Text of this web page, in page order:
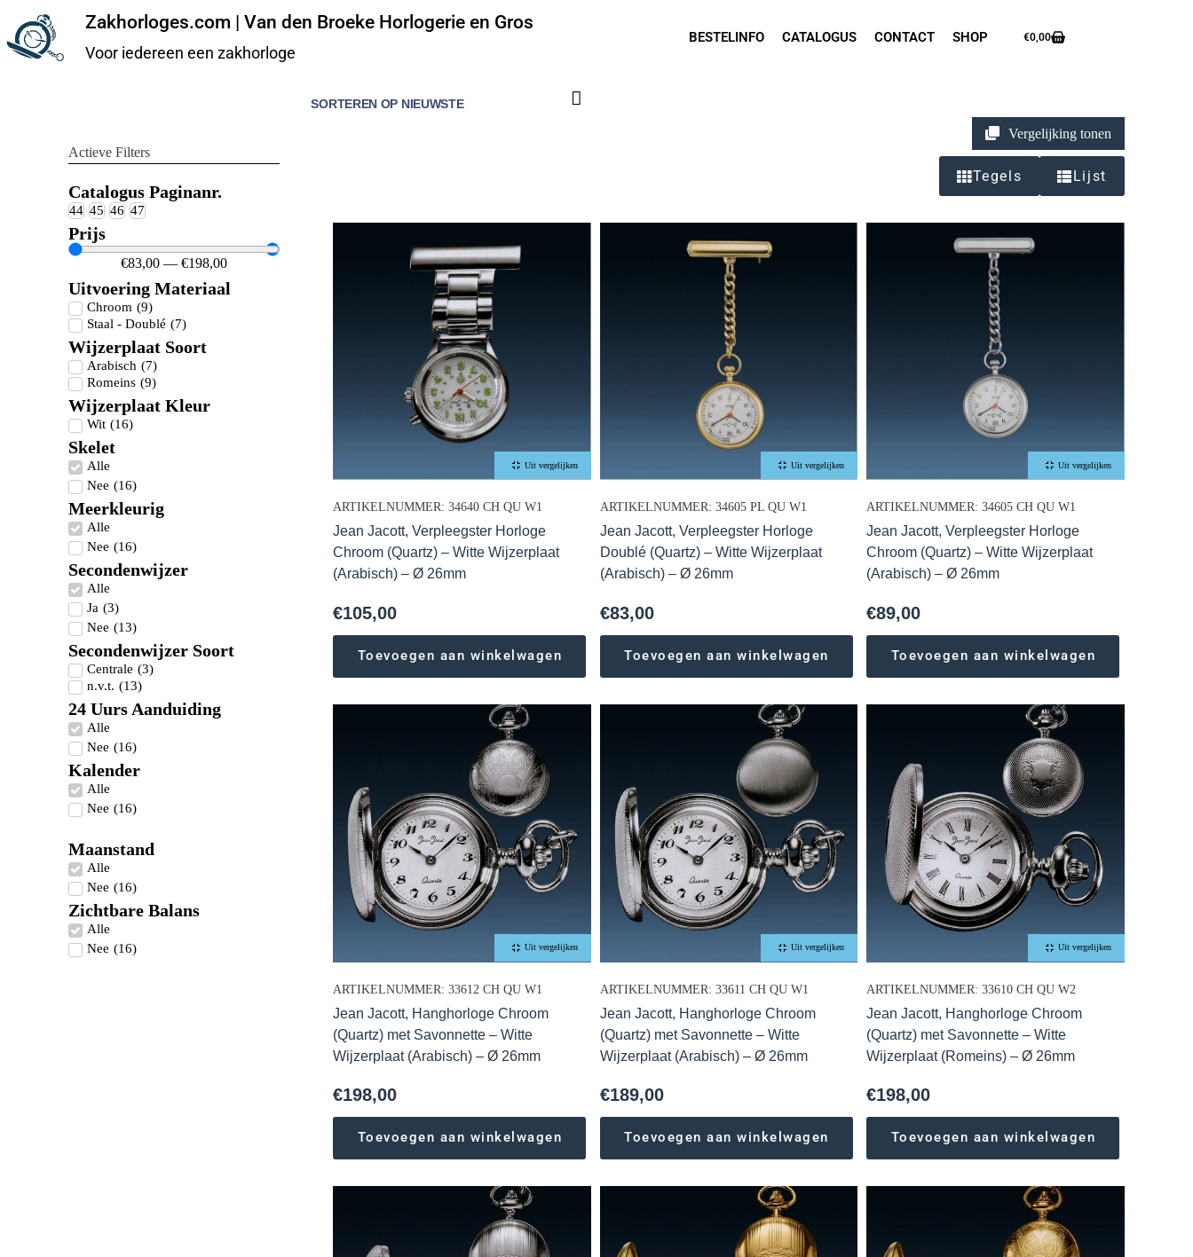
Zakhorloges.com | Van den Broeke Horlogerie en Gros
Voor iedereen een zakhorloge
BESTELINFO CATALOGUS CONTACT SHOP €0,00
Actieve Filters
Catalogus Paginanr.
44 45 46 47
Prijs
€83,00 —€198,00
Uitvoering Materiaal
Chroom (9)
Staal - Doublé (7)
Wijzerplaat Soort
Arabisch (7)
Romeins (9)
Wijzerplaat Kleur
Wit (16)
Skelet
Alle
Nee (16)
Meerkleurig
Alle
Nee (16)
Secondenwijzer
Alle
Ja (3)
Nee (13)
Secondenwijzer Soort
Centrale (3)
n.v.t. (13)
24 Uurs Aanduiding
Alle
Nee (16)
Kalender
Alle
Nee (16)
Maanstand
Alle
Nee (16)
Zichtbare Balans
Alle
Nee (16)
Vergelijking tonen
Tegels Lijst
Uit vergelijken
ARTIKELNUMMER: 34640 CH QU W1
Jean Jacott, Verpleegster Horloge
Chroom (Quartz) – Witte Wijzerplaat
(Arabisch) – Ø 26mm
€105,00
Toevoegen aan winkelwagen
Uit vergelijken
ARTIKELNUMMER: 34605 PL QU W1
Jean Jacott, Verpleegster Horloge
Doublé (Quartz) – Witte Wijzerplaat
(Arabisch) – Ø 26mm
€83,00
Toevoegen aan winkelwagen
Uit vergelijken
ARTIKELNUMMER: 34605 CH QU W1
Jean Jacott, Verpleegster Horloge
Chroom (Quartz) – Witte Wijzerplaat
(Arabisch) – Ø 26mm
€89,00
Toevoegen aan winkelwagen
Uit vergelijken
ARTIKELNUMMER: 33612 CH QU W1
Jean Jacott, Hanghorloge Chroom
(Quartz) met Savonnette – Witte
Wijzerplaat (Arabisch) – Ø 26mm
€198,00
Toevoegen aan winkelwagen
Uit vergelijken
ARTIKELNUMMER: 33611 CH QU W1
Jean Jacott, Hanghorloge Chroom
(Quartz) met Savonnette – Witte
Wijzerplaat (Arabisch) – Ø 26mm
€189,00
Toevoegen aan winkelwagen
Uit vergelijken
ARTIKELNUMMER: 33610 CH QU W2
Jean Jacott, Hanghorloge Chroom
(Quartz) met Savonnette – Witte
Wijzerplaat (Romeins) – Ø 26mm
€198,00
Toevoegen aan winkelwagen